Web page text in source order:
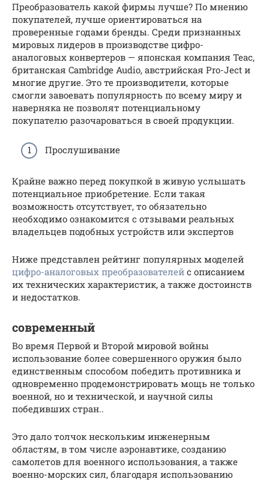
Преобразователь какой фирмы лучше? По мнению
покупателей, лучше ориентироваться на
проверенные годами бренды. Среди признанных
мировых лидеров в производстве цифро-
аналоговых конвертеров — японская компания Teac,
британская Cambridge Audio, австрийская Pro-Ject и
многие другие. Это те производители, которые
смогли завоевать популярность по всему миру и
наверняка не позволят потенциальному
покупателю разочароваться в своей продукции.
Прослушивание
Крайне важно перед покупкой в живую услышать
потенциальное приобретение. Если такая
возможность отсутствует, то обязательно
необходимо ознакомится с отзывами реальных
владельцев подобных устройств или экспертов
Ниже представлен рейтинг популярных моделей
цифро-аналоговых преобразователей с описанием
их технических характеристик, а также достоинств
и недостатков.
современный
Во время Первой и Второй мировой войны
использование более совершенного оружия было
единственным способом победить противника и
одновременно продемонстрировать мощь не только
военной, но и технической, и научной силы
победивших стран..
Это дало толчок нескольким инженерным
областям, в том числе аэронавтике, созданию
самолетов для военного использования, а также
военно-морских сил, благодаря использованию